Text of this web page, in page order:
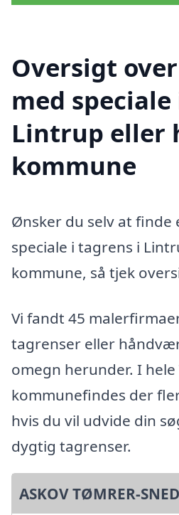
Oversigt
med
Lintrup eller
kommune
Ønsker du selv at finde
speciale i tagrens i
kommune, så tjek
Vi fandt 45
tagrenser eller
omegn herunder. I hele
kommunefindes der
hvis du vil udvide din
dygtig tagrenser.
ASKOV TØMRER-